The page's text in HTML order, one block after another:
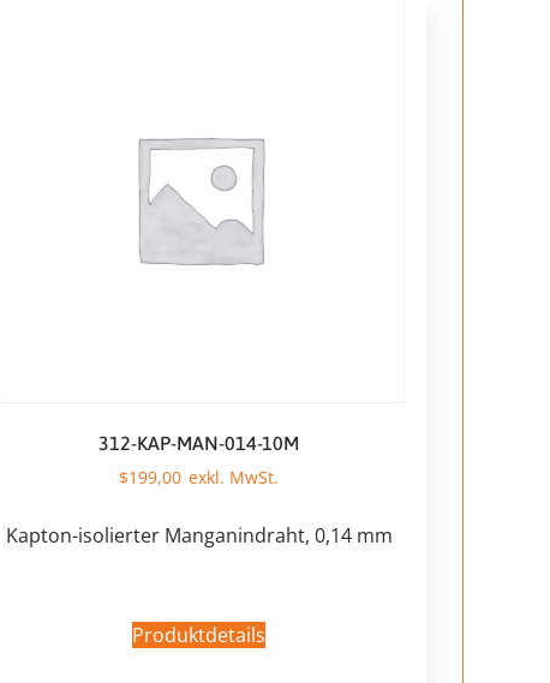
312-KAP-MAN-014-10M
$199,00
Kapton-isolierter Manganindraht, 0,14 mm
Produktdetails